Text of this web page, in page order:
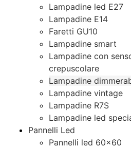
Lampadine led E27
Lampadine E14
Faretti GU10
Lampadine smart
Lampadine con
crepuscolare
Lampadine
Lampadine vintage
Lampadine R7S
Lampadine led
Pannelli Led
Pannelli led 60×60